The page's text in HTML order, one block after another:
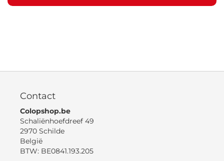
Contact
Colopshop.be
Schaliënhoefdreef 49
2970 Schilde
België
BTW: BE0841.193.205